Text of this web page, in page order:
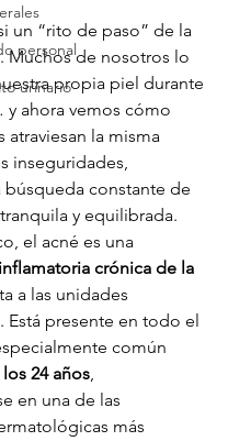
personal
urinario
un “rito de paso” de la
Muchos de nosotros lo
propia piel durante
y ahora vemos cómo
atraviesan la misma
inseguridades,
búsqueda constante de
y equilibrada.
el acné es una
crónica de la
a las unidades
Está presente en todo el
común
los 24 años,
en una de las
más